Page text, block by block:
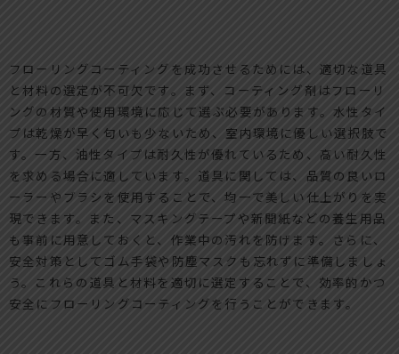
フローリングコーティングを成功させるためには、適切な道具
と材料の選定が不可欠です。まず、コーティング剤はフローリ
ングの材質や使用環境に応じて選ぶ必要があります。水性タイ
プは乾燥が早く匂いも少ないため、室内環境に優しい選択肢で
す。一方、油性タイプは耐久性が優れているため、高い耐久性
を求める場合に適しています。道具に関しては、品質の良いロ
ーラーやブラシを使用することで、均一で美しい仕上がりを実
現できます。また、マスキングテープや新聞紙などの養生用品
も事前に用意しておくと、作業中の汚れを防げます。さらに、
安全対策としてゴム手袋や防塵マスクも忘れずに準備しましょ
う。これらの道具と材料を適切に選定することで、効率的かつ
安全にフローリングコーティングを行うことができます。